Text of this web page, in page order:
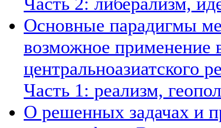
Основные парадигмы
возможное применение
центральноазиатского
Часть 1: реализм,
О решенных задачах и